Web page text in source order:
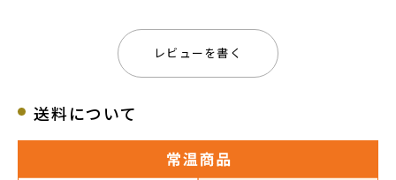
レビューを書く
送料について